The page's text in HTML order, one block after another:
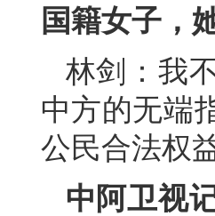
国籍女子，
林剑：我
中方的无端
公民合法权益
中阿卫视